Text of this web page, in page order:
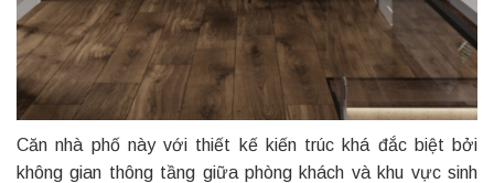
Căn nhà phố này với thiết kế kiến trúc khá đắc biệt bởi
không gian thông tầng giữa phòng khách và khu vực sinh